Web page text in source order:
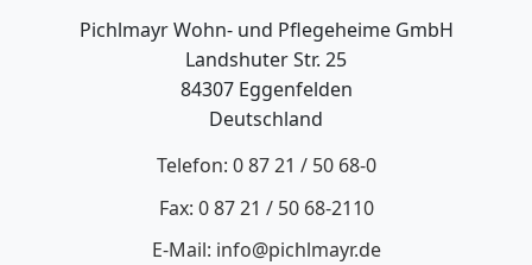
Pichlmayr Wohn- und Pflegeheime GmbH
Landshuter Str. 25
84307 Eggenfelden
Deutschland
Telefon: 0 87 21 / 50 68-0
Fax: 0 87 21 / 50 68-2110
E-Mail: info@pichlmayr.de